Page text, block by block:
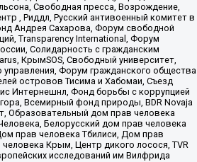
Свободная пресса, Возрождение,
, Риддл, Русский антивоенный комитет в
Андрея Сахарова, Форум свободной
Transparеncy International, Форум
Солидарность с гражданским
КрымSOS, Свободный университет,
управления, Форум гражданского общества
островов Тисима и Хабомаи, Съезд
Интернешнл, Фонд борьбы с коррупцией
Всемирный фонд природы, BDR Novaja
Образовательный дом прав человека
Белорусский дом прав человека
прав человека Тбилиси, Дом прав
Крым, Центр дикого лосося, TVR
исследований им Вилфрида